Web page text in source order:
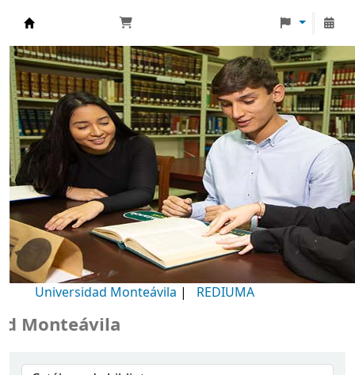
Biblioteca Universidad Monteávila
Universidad Monteávila | REDIUMA